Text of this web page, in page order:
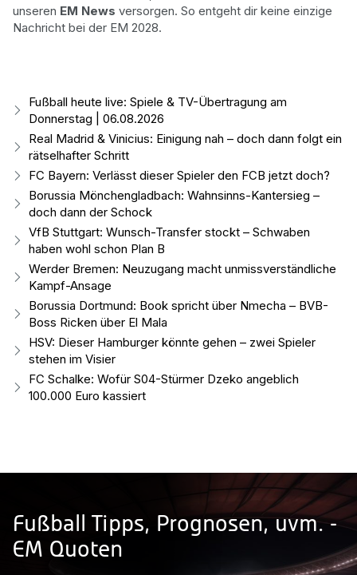
unseren EM News versorgen. So entgeht dir keine einzige
Nachricht bei der EM 2028.
Fußball heute live: Spiele & TV-Übertragung am
Donnerstag | 06.08.2026
Real Madrid & Vinicius: Einigung nah – doch dann folgt ein
rätselhafter Schritt
FC Bayern: Verlässt dieser Spieler den FCB jetzt doch?
Borussia Mönchengladbach: Wahnsinns-Kantersieg –
doch dann der Schock
VfB Stuttgart: Wunsch-Transfer stockt – Schwaben
haben wohl schon Plan B
Werder Bremen: Neuzugang macht unmissverständliche
Kampf-Ansage
Borussia Dortmund: Book spricht über Nmecha – BVB-
Boss Ricken über El Mala
HSV: Dieser Hamburger könnte gehen – zwei Spieler
stehen im Visier
FC Schalke: Wofür S04-Stürmer Dzeko angeblich
100.000 Euro kassiert
Fußball Tipps, Prognosen, uvm. -
EM Quoten